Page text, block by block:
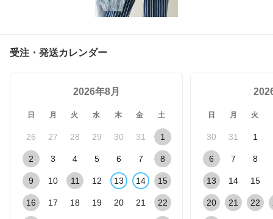
受注・発送カレンダー
2026年8月
日 月 火 水 木 金 土
26 27 28 29 30 31 1
2 3 4 5 6 7 8
9 10 11 12 13 14 15
16 17 18 19 20 21 22
日 月 火
30 31 1
6 7 8
13 14 15
20 21 22